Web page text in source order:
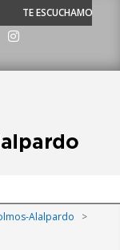
TE ESCUCHAMOS -
Alalpardo
>